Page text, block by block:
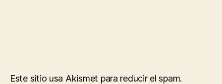
Este sitio usa Akismet para reducir el spam.